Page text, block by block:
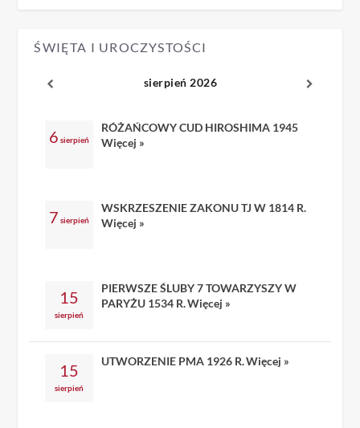
ŚWIĘTA I UROCZYSTOŚCI
sierpień 2026
6 sierpień
RÓŻAŃCOWY CUD HIROSHIMA 1945
Więcej »
7 sierpień
WSKRZESZENIE ZAKONU TJ W 1814 R.
Więcej »
15
sierpień
PIERWSZE ŚLUBY 7 TOWARZYSZY W
PARYŻU 1534 R.Więcej »
15
sierpień
UTWORZENIE PMA 1926 R.Więcej »